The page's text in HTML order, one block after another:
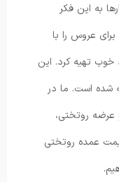
به این فکر
عروس را با
تهیه کرد. این
شده است. ما در
عرضه روتختی،
عمده روتختی